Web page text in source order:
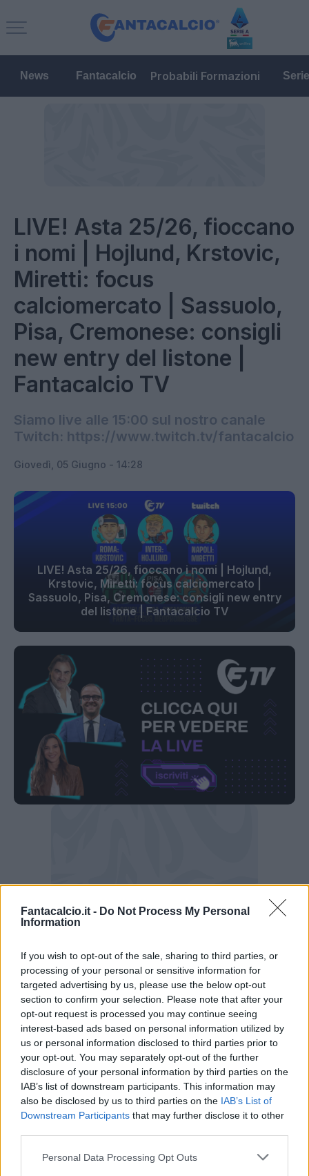
Fantacalcio.it - Do Not Process My Personal
Information
If you wish to opt-out of the sale, sharing to third parties, or
processing of your personal or sensitive information for
targeted advertising by us, please use the below opt-out
section to confirm your selection. Please note that after your
opt-out request is processed you may continue seeing
interest-based ads based on personal information utilized by
us or personal information disclosed to third parties prior to
your opt-out. You may separately opt-out of the further
disclosure of your personal information by third parties on the
IAB’s list of downstream participants. This information may
also be disclosed by us to third parties on the IAB’s List of
Downstream Participants that may further disclose it to other
Personal Data Processing Opt Outs
News Fantacalcio Probabili Formazioni
LIVE! Asta 25/26, fioccano
i nomi | Hojlund, Krstovic,
Miretti: focus
calciomercato | Sassuolo,
Pisa, Cremonese: consigli
new entry del listone |
Fantacalcio TV
Siamo live alle 15:00 sul nostro canale
Twitch: https://www.twitch.tv/fantacalcio
Giovedì, 05 Giugno - 14:28
LIVE! Asta 25/26, fioccano i nomi | Hojlund,
Krstovic, Miretti: focus calciomercato |
Sassuolo, Pisa, Cremonese: consigli new entry
del listone | Fantacalcio TV
Pre 'LINE-UP DAY'è il format di Fantacalcio TV
che, in attesa della prossima stagione, analizza
ogni giovedì le ultime di mercato, le novità di
giornata e i consigli verso le aste 25/26.
Come sempre, grande attenzione alle vostre
domande: priorità ai nostri abbonati (vi
ricordiamo che per chi ha già un qualsiasi
abbonamento Prime, abbonarsi a Fantacalcio TV
su Twitch è gratis), ma risposte per tutti, come